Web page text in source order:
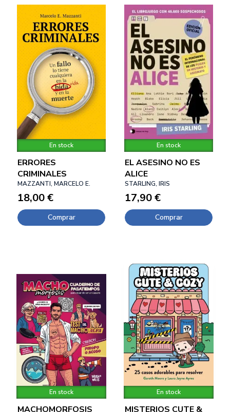
En stock
ERRORES
CRIMINALES
MAZZANTI, MARCELO E.
18,00 €
Comprar
En stock
EL ASESINO NO ES
ALICE
STARLING, IRIS
17,90 €
Comprar
En stock
MACHOMORFOSIS
En stock
MISTERIOS CUTE &